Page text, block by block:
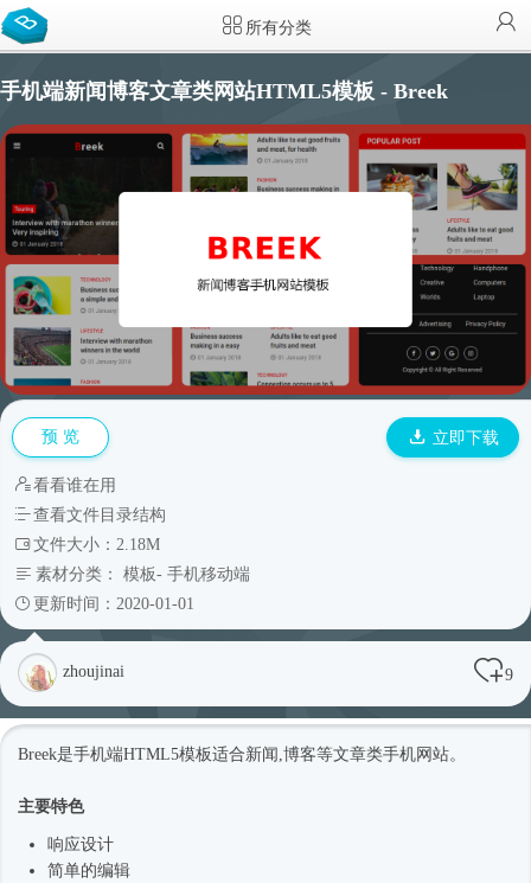
所有分类
手机端新闻博客文章类网站HTML5模板 - Breek
预 览 立即下载
看看谁在用
查看文件目录结构
文件大小：2.18M
素材分类： 模板- 手机移动端
更新时间：2020-01-01
zhoujinai 9
Breek是手机端HTML5模板适合新闻,博客等文章类手机网站。
主要特色
响应设计
简单的编辑